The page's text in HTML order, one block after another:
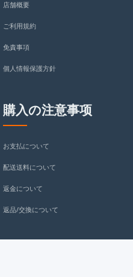
店舗概要
ご利用規約
免責事項
個人情報保護方針
購入の注意事项
お支払について
配送送料について
返金について
返品/交換について